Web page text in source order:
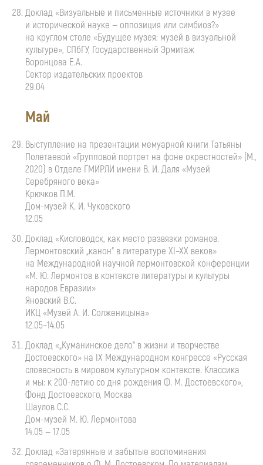
Доклад «Визуальные и письменные источники в музее
и исторической науке — оппозиция или симбиоз?»
на круглом столе «Будущее музея: музей в визуальной
культуре», СПбГУ, Государственный Эрмитаж
Воронцова Е.А.
Сектор издательских проектов
29.04
Май
Выступление на презентации мемуарной книги Татьяны
Полетаевой «Групповой портрет на фоне окрестностей» (М.,
2020) в Отделе ГМИРЛИ имени В. И. Даля «Музей
Серебряного века»
Крючков П.М.
Дом-музей К. И. Чуковского
12.05
Доклад «Кисловодск, как место развязки романов.
Лермонтовский „канон“ в литературе XI–XX веков»
на Международной научной лермонтовской конференции
«М. Ю. Лермонтов в контексте литературы и культуры
народов Евразии»
Яновский В.С.
ИКЦ «Музей А. И. Солженицына»
12.05–14.05
Доклад «„Куманинское дело“ в жизни и творчестве
Достоевского» на IX Международном конгрессе «Русская
словесность в мировом культурном контексте. Классика
и мы: к200-летию со дня рождения Ф. М. Достоевского»,
Фонд Достоевского, Москва
Шаулов С.С.
Дом-музей М. Ю. Лермонтова
14.05 — 17.05
Доклад «Затерянные и забытые воспоминания